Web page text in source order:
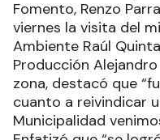
Fomento, Renzo
viernes la visita del
Ambiente Raúl
Producción
zona, destacó que
cuanto a reivindicar
Municipalidad